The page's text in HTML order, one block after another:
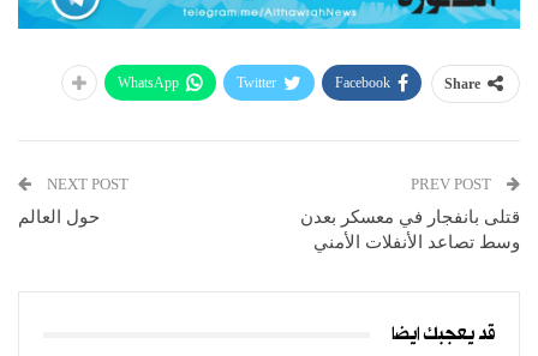
Share
Facebook
Twitter
WhatsApp
قتلى بانفجار في معسكر بعدن
وسط تصاعد الأنفلات الأمني
NEXT POST
حول العالم
قد يعجبك ايضا